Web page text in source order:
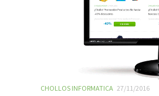
CHOLLOS INFORMATICA 27/11/2016